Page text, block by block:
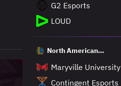
G2 Esports
LOUD
North American
Maryville University
Contingent Esports